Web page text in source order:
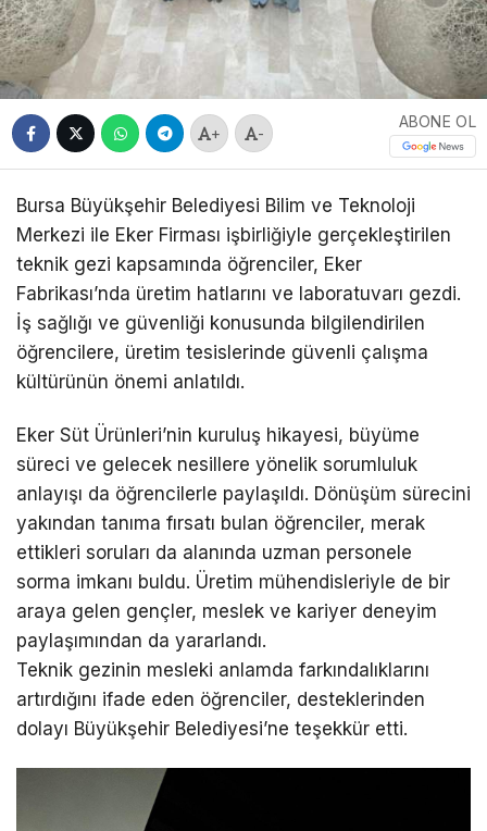
+ -
ABONE OL
Bursa Büyükşehir Belediyesi Bilim ve Teknoloji
Merkezi ile Eker Firması işbirliğiyle gerçekleştirilen
teknik gezi kapsamında öğrenciler, Eker
Fabrikası’nda üretim hatlarını ve laboratuvarı gezdi.
İş sağlığı ve güvenliği konusunda bilgilendirilen
öğrencilere, üretim tesislerinde güvenli çalışma
kültürünün önemi anlatıldı.
Eker Süt Ürünleri’nin kuruluş hikayesi, büyüme
süreci ve gelecek nesillere yönelik sorumluluk
anlayışı da öğrencilerle paylaşıldı. Dönüşüm sürecini
yakından tanıma fırsatı bulan öğrenciler, merak
ettikleri soruları da alanında uzman personele
sorma imkanı buldu. Üretim mühendisleriyle de bir
araya gelen gençler, meslek ve kariyer deneyim
paylaşımından da yararlandı.
Teknik gezinin mesleki anlamda farkındalıklarını
artırdığını ifade eden öğrenciler, desteklerinden
dolayı Büyükşehir Belediyesi’ne teşekkür etti.